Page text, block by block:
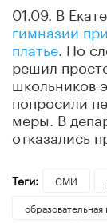
01.09. В
гимназии
платье . По
решил
школьников
попросили
меры. В
отказались
Теги: СМИ
образовательная